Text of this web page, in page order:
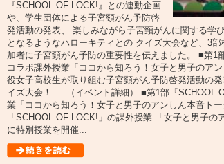
『SCHOOL OF LOCK!』との連動企画
や、学生団体による子宮頸がん予防啓
発活動の発表、 楽しみながら子宮頸がんに関する学
となるようなハローキティとの クイズ大会など、3
加者に子宮頸がん予防の重要性を伝えました。 ■第1
コラボ課外授業「ココから知ろう！女子と男子のア
役女子高校生が取り組む子宮頸がん予防啓発活動の
イズ大会！ （イベント詳細） ■第1部『SCHOOL
業「ココから知ろう！女子と男子のアンしん本音ト
「SCHOOL OF LOCK!」の課外授業 「女子と男子の
に特別授業を開催...